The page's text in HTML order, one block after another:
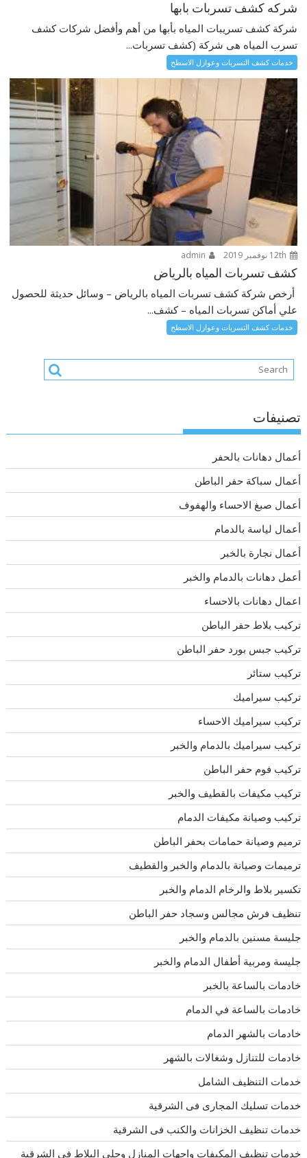
شركه كشف تسربات بابها
شركة كشف تسريبات المياه بأبها من أهم وأفضل شركات كشف
تسرب المياه هى شركة (كشف تسربات...
خدمات كشف التسربات وعوازل الاسطح
كشف تسربات المياه بالرياض
أرخص شركة كشف تسربات المياه بالرياض – وسائل حديثة للحصول
علي أماكن تسربات المياه – كشف...
خدمات كشف التسربات وعوازل الاسطح
تصنيفات
أعمال دهانات بالحفر
أعمال سباكة حفر الباطن
أعمال صبغ الاحساء والهفوف
أعمال لياسة بالدمام
أعمال نجارة بالخبر
أعمل دهانات بالدمام والخبر
اعمال دهانات بالاحساء
تركيب بلاط حفر الباطن
تركيب جبس بورد حفر الباطن
تركيب ستائر
تركيب سيراميك
تركيب سيراميك الاحساء
تركيب سيراميك بالدمام والخبر
تركيب فوم حفر الباطن
تركيب مكيفات بالقطيف والخبر
تركيب وصيانة مكيفات الدمام
ترميم وصيانة حمامات بحفر الباطن
ترميمات وصيانة بالدمام والخبر والقطيف
تكسير بلاط والرخام الدمام والخبر
تنظيف فرش مجالس وسجاد حفر الباطن
جليسة مسنين بالدمام والخبر
جليسة ومربية أطفال الدمام والخبر
خادمات بالساعة بالخبر
خادمات بالساعة في الدمام
خادمات بالشهر الدمام
خادمات للتنازل وشغالات بالشهر
خدمات التنظيف الشامل
خدمات تسليك المجارى فى الشرقية
خدمات تنظيف الخزانات والكنب فى الشرقية
خدمات تنظيف المكيفات واجهات المنازل وجلى البلاط فى الشرقية